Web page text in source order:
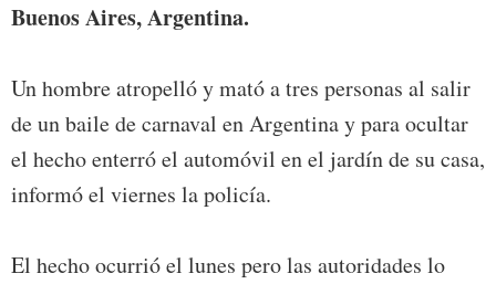
Buenos Aires, Argentina.
Un hombre atropelló y mató a tres personas al salir
de un baile de carnaval en Argentina y para ocultar
el hecho enterró el automóvil en el jardín de su casa,
informó el viernes la policía.
El hecho ocurrió el lunes pero las autoridades lo